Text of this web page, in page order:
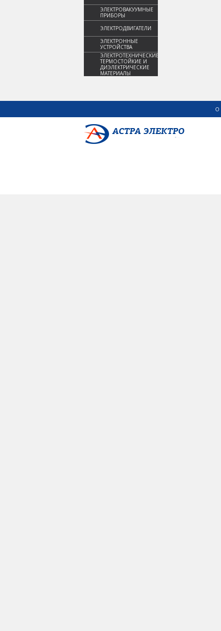
ЭЛЕКТРОВАКУУМНЫЕ
ПРИБОРЫ
ЭЛЕКТРОДВИГАТЕЛИ
ЭЛЕКТРОННЫЕ
УСТРОЙСТВА
ЭЛЕКТРОТЕХНИЧЕСКИЕ,
ТЕРМОСТОЙКИЕ И
ДИЭЛЕКТРИЧЕСКИЕ
МАТЕРИАЛЫ